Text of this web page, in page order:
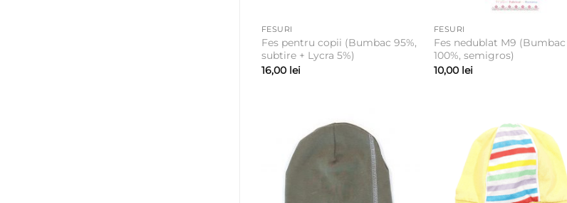
FESURI
Fes pentru copii (Bumbac 95%,
subtire + Lycra 5%)
16,00 lei
FESURI
Fes nedublat M9 (Bumbac
100%, semigros)
10,00 lei